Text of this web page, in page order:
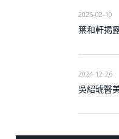
2025-02-10
葉和軒揭
2024-12-26
吳紹琥醫